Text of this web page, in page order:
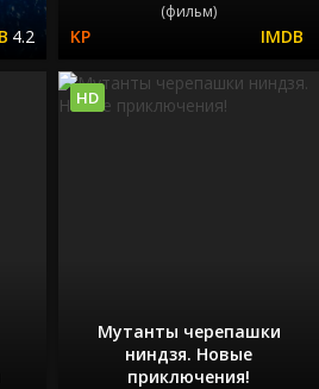
4.2
(фильм)
Мутанты черепашки
ниндзя. Новые
приключения!
HD